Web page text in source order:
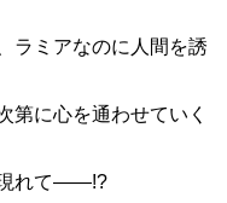
ラミアなのに人間を誘
第に心を通わせていく
現れて――!?